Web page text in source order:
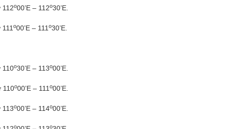
112o00’E – 112o30’E.
o00’E – 111 o30’E.
110o30’E – 113o00’E.
110o00’E – 111 o00’E.
113o00’E – 114o00’E.
o o